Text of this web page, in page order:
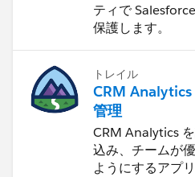
ティで
保護します。
トレイル
CRM Analytics
管理
CRM Analytics
込み、チームが
ようにするアプ